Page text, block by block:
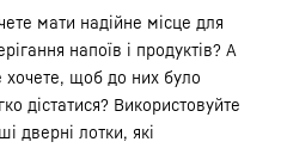
мати надійне місце для
напоїв і продуктів? А
хочете, щоб до них було
дістатися? Використовуйте
дверні лотки, які